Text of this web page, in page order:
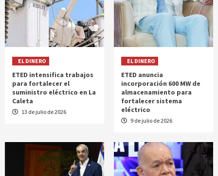
EL DINERO
ETED intensifica trabajos
para fortalecer el
suministro eléctrico en La
Caleta
13 de julio de 2026
EL DINERO
ETED anuncia
incorporación 600 MW de
almacenamiento para
fortalecer sistema
eléctrico
9 de julio de 2026